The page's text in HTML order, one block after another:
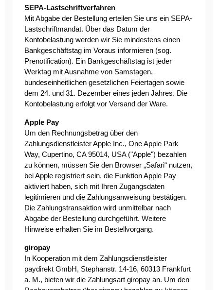
SEPA-Lastschriftverfahren
Mit Abgabe der Bestellung erteilen Sie uns ein SEPA-
Lastschriftmandat. Über das Datum der
Kontobelastung werden wir Sie mindestens einen
Bankgeschäftstag im Voraus informieren (sog.
Prenotification). Ein Bankgeschäftstag ist jeder
Werktag mit Ausnahme von Samstagen,
bundeseinheitlichen gesetzlichen Feiertagen sowie
dem 24. und 31. Dezember eines jeden Jahres. Die
Kontobelastung erfolgt vor Versand der Ware.
Apple Pay
Um den Rechnungsbetrag über den
Zahlungsdienstleister Apple Inc., One Apple Park
Way, Cupertino, CA 95014, USA ("Apple") bezahlen
zu können, müssen Sie den Browser „Safari“ nutzen,
bei Apple registriert sein, die Funktion Apple Pay
aktiviert haben, sich mit Ihren Zugangsdaten
legitimieren und die Zahlungsanweisung bestätigen.
Die Zahlungstransaktion wird unmittelbar nach
Abgabe der Bestellung durchgeführt. Weitere
Hinweise erhalten Sie im Bestellvorgang.
giropay
In Kooperation mit dem Zahlungsdienstleister
paydirekt GmbH, Stephanstr. 14-16, 60313 Frankfurt
a. M., bieten wir die Zahlungsart giropay an. Um den